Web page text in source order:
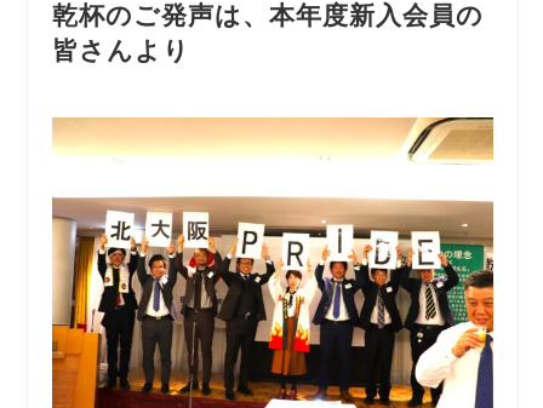
乾杯のご発声は、本年度新入会員の
皆さんより